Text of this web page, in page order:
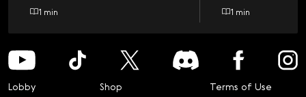
1 min 1 min
Lobby
Shop
Terms of Use